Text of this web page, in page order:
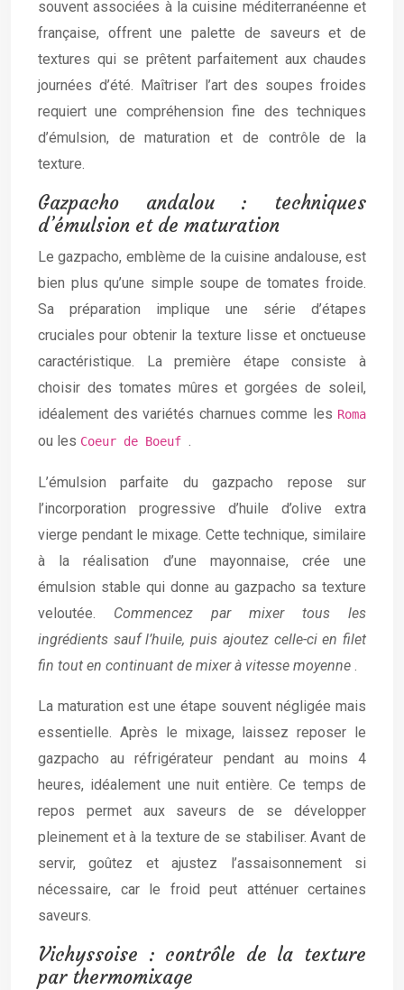
souvent associées à la cuisine méditerranéenne et
française, offrent une palette de saveurs et de
textures qui se prêtent parfaitement aux chaudes
journées d’été. Maîtriser l’art des soupes froides
requiert une compréhension fine des techniques
d’émulsion, de maturation et de contrôle de la
texture.
Gazpacho andalou : techniques
d’émulsion et de maturation
Le gazpacho, emblème de la cuisine andalouse, est
bien plus qu’une simple soupe de tomates froide.
Sa préparation implique une série d’étapes
cruciales pour obtenir la texture lisse et onctueuse
caractéristique. La première étape consiste à
choisir des tomates mûres et gorgées de soleil,
idéalement des variétés charnues comme les Roma
ou les Coeur de Boeuf .
L’émulsion parfaite du gazpacho repose sur
l’incorporation progressive d’huile d’olive extra
vierge pendant le mixage. Cette technique, similaire
à la réalisation d’une mayonnaise, crée une
émulsion stable qui donne au gazpacho sa texture
veloutée. Commencez par mixer tous les
ingrédients sauf l’huile, puis ajoutez celle-ci en filet
fin tout en continuant de mixer à vitesse moyenne .
La maturation est une étape souvent négligée mais
essentielle. Après le mixage, laissez reposer le
gazpacho au réfrigérateur pendant au moins 4
heures, idéalement une nuit entière. Ce temps de
repos permet aux saveurs de se développer
pleinement et à la texture de se stabiliser. Avant de
servir, goûtez et ajustez l’assaisonnement si
nécessaire, car le froid peut atténuer certaines
saveurs.
Vichyssoise : contrôle de la texture
par thermomixage